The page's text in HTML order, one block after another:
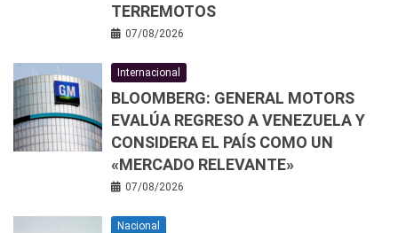
TERREMOTOS
07/08/2026
Internacional
BLOOMBERG: GENERAL MOTORS
EVALÚA REGRESO A VENEZUELA Y
CONSIDERA EL PAÍS COMO UN
«MERCADO RELEVANTE»
07/08/2026
Nacional